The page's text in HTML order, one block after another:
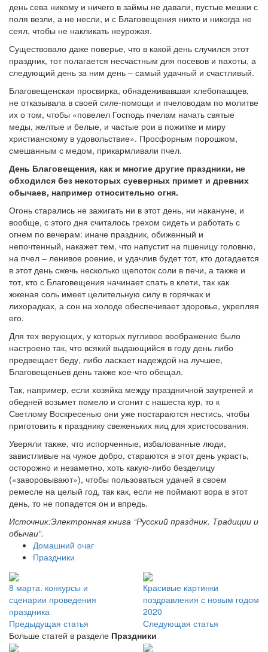
день сева никому и ничего в займы не давали, пустые мешки с
поля везли, а не несли, и с Благовещения никто и никогда не
сеял, чтобы не накликать неурожая.
Существовало даже поверье, что в какой день случился этот
праздник, тот полагается несчастным для посевов и пахоты, а
следующий день за ним день – самый удачный и счастливый.
Благовещенская просвирка, обнадеживавшая хлебопашцев,
не отказывала в своей силе-помощи и пчеловодам по молитве
их о том, чтобы «повелел Господь пчелам начать святые
меды, желтые и белые, и частые рои в пожитке и миру
христианскому в удовольствие». Просфорным порошком,
смешанным с медом, прикармливали пчел.
День Благовещения, как и многие другие праздники, не
обходился без некоторых суеверных примет и древних
обычаев, например относительно огня.
Огонь старались не зажигать ни в этот день, ни накануне, и
вообще, с этого дня считалось грехом сидеть и работать с
огнем по вечерам: иначе праздник, обиженный и
непочтенный, накажет тем, что напустит на пшеницу головню,
на пчел – ленивое роение, и удачлив будет тот, кто догадается
в этот день сжечь несколько щепоток соли в печи, а также и
тот, кто с Благовещения начинает спать в клети, так как
жженая соль имеет целительную силу в горячках и
лихорадках, а сон на холоде обеспечивает здоровье, укрепляя
его.
Для тех верующих, у которых пугливое воображение было
настроено так, что всякий выдающийся в году день либо
предвещает беду, либо ласкает надеждой на лучшее,
Благовещеньев день также кое-что обещал.
Так, например, если хозяйка между праздничной заутреней и
обедней возьмет помело и сгонит с нашеста кур, то к
Светлому Воскресенью они уже постараются нестись, чтобы
приготовить к празднику свеженьких яиц для христосования.
Уверяли также, что испорченные, избалованные люди,
завистливые на чужое добро, стараются в этот день украсть,
осторожно и незаметно, хоть какую-либо безделицу
(«заворовывают»), чтобы пользоваться удачей в своем
ремесле на целый год, так как, если не поймают вора в этот
день, то не попадется он и впредь.
Источник:Электронная книга “Русский праздник. Традиции и
обычаи“.
Домашний очаг
Праздники
8 марта. конкурсы и
сценарии проведения
праздника
Предыдущая статья
Красивые картинки
поздравления с новым годом
2020
Следующая статья
Больше статей в разделе Праздники